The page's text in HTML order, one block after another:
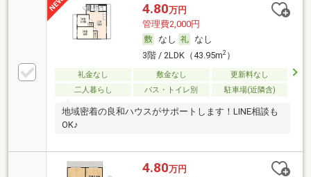
4.80万円
管理費2,000円
なし
なし
3階 / 2LDK（43.95m2）
礼金なし 敷金なし
更新料なし
二人暮らし
バス・トイレ別 駐車場(近隣含)
地域密着の良和ハウスがサポートします！LINE相談も
OK♪
4.80万円